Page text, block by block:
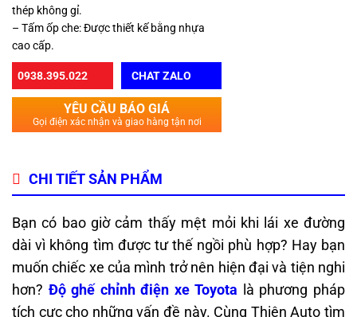
thép không gỉ.
– Tấm ốp che: Được thiết kế bằng nhựa
cao cấp.
0938.395.022 CHAT ZALO
YÊU CẦU BÁO GIÁ
Gọi điện xác nhận và giao hàng tận nơi
CHI TIẾT SẢN PHẨM
Bạn có bao giờ cảm thấy mệt mỏi khi lái xe đường
dài vì không tìm được tư thế ngồi phù hợp? Hay bạn
muốn chiếc xe của mình trở nên hiện đại và tiện nghi
hơn? Độ ghế chỉnh điện xe Toyota là phương pháp
tích cực cho những vấn đề này. Cùng Thiện Auto tìm